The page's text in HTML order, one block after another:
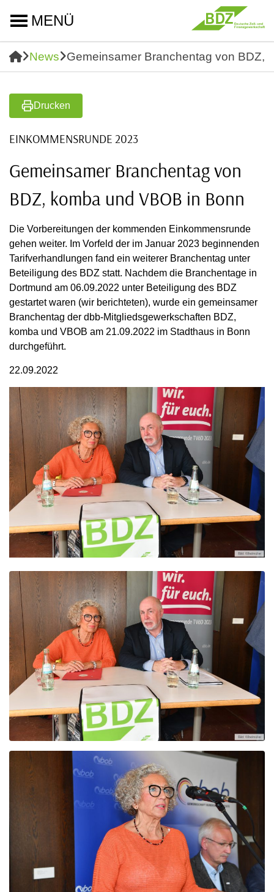
MENÜ
News Gemeinsamer Branchentag von BDZ,
Drucken
EINKOMMENSRUNDE 2023
Gemeinsamer Branchentag von
BDZ, komba und VBOB in Bonn
Die Vorbereitungen der kommenden Einkommensrunde
gehen weiter. Im Vorfeld der im Januar 2023 beginnenden
Tarifverhandlungen fand ein weiterer Branchentag unter
Beteiligung des BDZ statt. Nachdem die Branchentage in
Dortmund am 06.09.2022 unter Beteiligung des BDZ
gestartet waren (wir berichteten), wurde ein gemeinsamer
Branchentag der dbb-Mitgliedsgewerkschaften BDZ,
komba und VBOB am 21.09.2022 im Stadthaus in Bonn
durchgeführt.
22.09.2022